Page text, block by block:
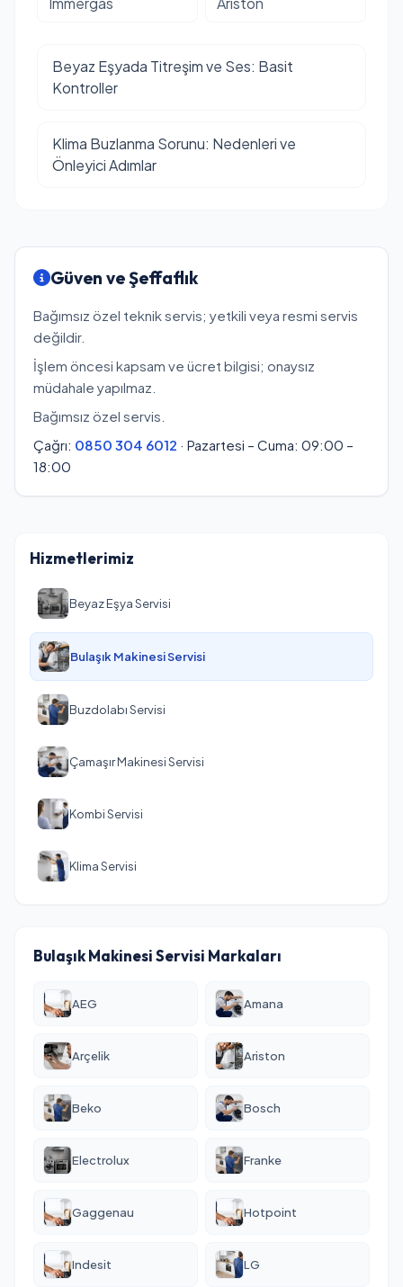
Beyaz Eşyada Titreşim ve Ses: Basit
Kontroller
Klima Buzlanma Sorunu: Nedenleri ve
Önleyici Adımlar
Güven ve Şeffaflık
Bağımsız özel teknik servis; yetkili veya resmi servis
değildir.
İşlem öncesi kapsam ve ücret bilgisi; onaysız
müdahale yapılmaz.
Bağımsız özel servis.
Çağrı: 0850 304 6012 · Pazartesi – Cuma: 09:00 –
18:00
Hizmetlerimiz
Beyaz Eşya Servisi
Bulaşık Makinesi Servisi
Buzdolabı Servisi
Çamaşır Makinesi Servisi
Kombi Servisi
Klima Servisi
Bulaşık Makinesi Servisi Markaları
AEG Amana
Arçelik Ariston
Beko Bosch
Electrolux Franke
Gaggenau Hotpoint
Indesit LG